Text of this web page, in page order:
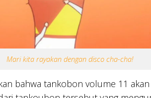
Mari kita rayakan dengan disco cha-cha!
bahwa tankobon volume 11